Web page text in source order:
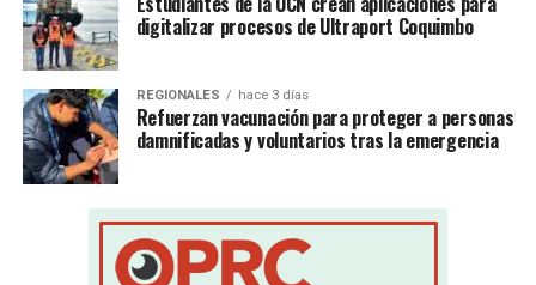
digitalizar procesos de Ultraport Coquimbo
REGIONALES hace 3 días
Refuerzan vacunación para proteger a personas
damnificadas y voluntarios tras la emergencia